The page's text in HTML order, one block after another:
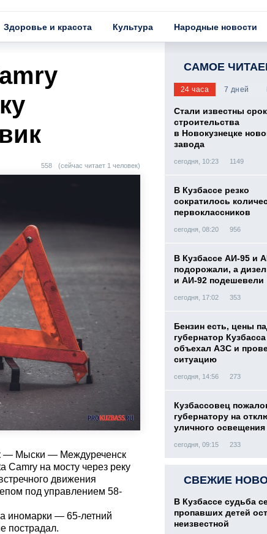
Здоровье и красота Культура Народные новости
558 (сейчас читает 1 человек)
— Мыски — Междуреченск
Camry на мосту через реку
движения
под управлением 58-
иномарки — 65-летний
пострадал.
САМОЕ
24 часа 7 дней
Стали известны
строительства
в Новокузнецке
завода
сегодня, 10:23 1149
В Кузбассе резко
сократилось
первоклассников
сегодня, 08:20 956
В Кузбассе АИ-95 и
подорожали, а
и АИ-92 подешевели
сегодня, 17:02 353
Бензин есть, цены
губернатор
объехал АЗС и
ситуацию
сегодня, 14:56 273
Кузбассовец
губернатору на
уличного освещения
сегодня, 09:15 233
СВЕЖИЕ
В Кузбассе судьба
пропавших детей
неизвестной